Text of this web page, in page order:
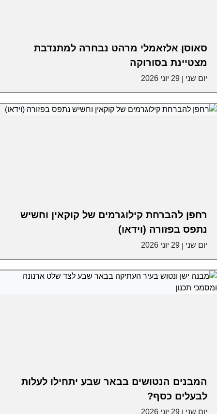
סאוסן אלזאמלי מרהט נבחרה למתנדבת
מצטיינת בסורוקה
יום שני 29 יוני 2026
רחפן להברחת קילוגרמים של קוקאין וחשיש
נתפס בפזורה (וידאו)
יום שני 29 יוני 2026
המבנים הנטושים בבאר שבע יתחילו לעלות
לבעלים כסף?
יום שני 29 יוני 2026